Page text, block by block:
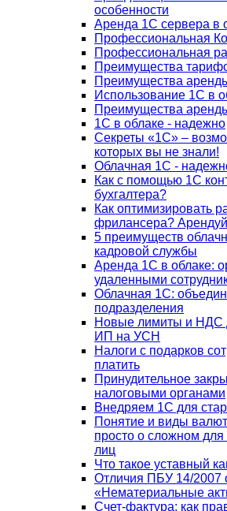
особенности
Аренда 1С сервера в
Профессиональная
Профессиональная
Преимущества
Преимущества
Использование 1С в
Преимущества
1С в облаке - надежно
Секреты «1С» –
которых вы не знали!
Облачная 1С -
Как с помощью 1С
бухгалтера?
Как оптимизировать
фрилансера?
5 преимуществ
кадровой службы
Аренда 1С в облаке:
удаленными
Облачная 1С:
подразделения
Новые лимиты и НДС
ИП на УСН
Налоги с подарков
платить
Принудительное
налоговыми органами
Внедряем 1С для
Понятие и виды
просто о сложном для
лиц
Что такое уставный
Отличия ПБУ 14/2007
«Нематериальные
Счет-фактура: как